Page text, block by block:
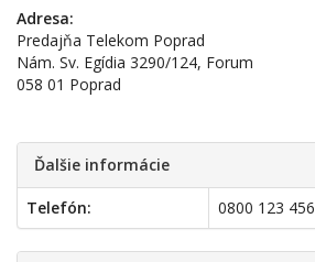
Adresa:
Predajňa Telekom Poprad
Nám. Sv. Egídia 3290/124, Forum
058 01 Poprad
Ďalšie informácie
Telefón: 0800 123 456